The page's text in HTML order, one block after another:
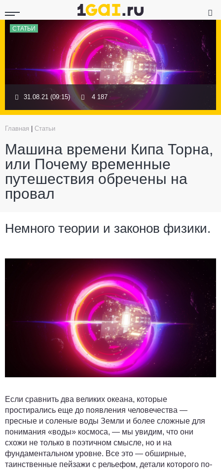
СТАТЬИ
31.08.21 (09:15) 4 187
Главная Статьи
Машина времени Кипа Торна,
или Почему временные
путешествия обречены на
провал
Немного теории и законов физики.
Если сравнить два великих океана, которые
простирались еще до появления человечества —
пресные и соленые воды Земли и более сложные для
понимания «воды» космоса, — мы увидим, что они
схожи не только в поэтичном смысле, но и на
фундаментальном уровне. Все это — обширные,
таинственные пейзажи с рельефом, детали которого по-